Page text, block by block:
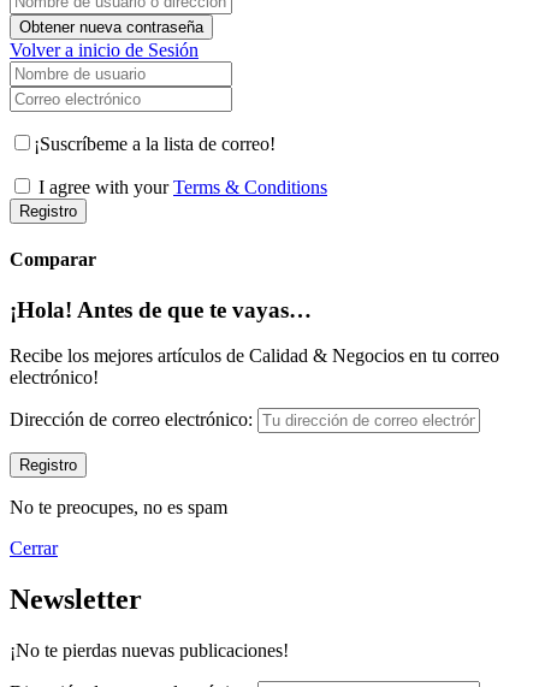
Obtener nueva contraseña
Volver a inicio de Sesión
Nombre de usuario
Correo electrónico
¡Suscríbeme a la lista de correo!
I agree with yourTerms & Conditions
Registro
Comparar
¡Hola! Antes de que te vayas…
Recibe los mejores artículos de Calidad & Negocios en tu correo
electrónico!
Dirección de correo electrónico:
No te preocupes, no es spam
Cerrar
Newsletter
¡No te pierdas nuevas publicaciones!